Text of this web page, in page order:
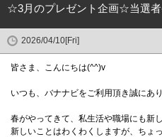
☆3月のプレゼント企画☆当選
2026/04/10[Fri]
皆さま、こんにちは(^^)v
いつも、バナナビをご利用頂き誠にあ
春がやってきて、私生活や職場にも新
新しいことはわくわくしますが、ちょ